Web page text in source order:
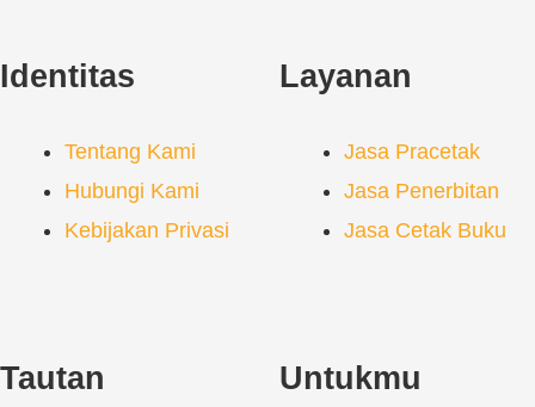
Identitas
Tentang Kami
Hubungi Kami
Kebijakan Privasi
Layanan
Jasa Pracetak
Jasa Penerbitan
Jasa Cetak Buku
Tautan Untukmu